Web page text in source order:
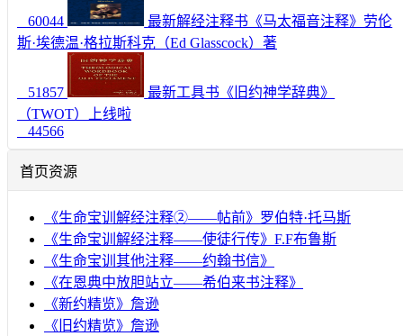
60044
最新解经注释书《马太福音注释》劳伦
斯·埃德温·格拉斯科克（Ed Glasscock）著
51857
最新工具书《旧约神学辞典》
（TWOT）上线啦
44566
首页资源
《生命宝训解经注释②——帖前》罗伯特·托马斯
《生命宝训解经注释——使徒行传》F.F布鲁斯
《生命宝训其他注释——约翰书信》
《在恩典中放胆站立——希伯来书注释》
《新约精览》詹逊
《旧约精览》詹逊